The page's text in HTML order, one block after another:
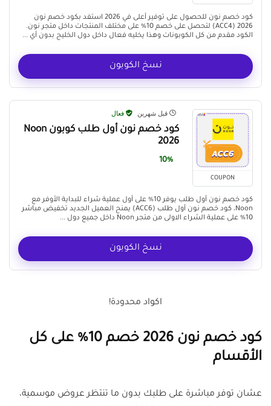
كود خصم نون للحصول على توفير أعلى في 2026 استفد بكود خصم نون
2026 (ACC4) لتحصل على خصم 10% على مختلف المنتجات داخل متجر نون.
الكود مقدم من كل الكوبونات وهذا يخليه فعال داخل دول الخليج بدون أي ...
نسخ الكوبون
COUPON
قبل شهرين فعال
كود خصم نون أول طلب كوبون Noon
2026
10%
كود خصم نون أول طلب يوفر 10% على أول عملية شراء للبداية الأوفر مع
Noon، كود خصم نون أول طلب (ACC6) يمنح العميل الجديد تخفيض مباشر
10% على عملية الشراء الاولى من متجر Noon داخل جميع دول ...
نسخ الكوبون
اكواد محدودة!
كود خصم نون 2026 خصم 10% على كل
الأقسام
عشان توفر مباشرة على طلبك بدون ما تنتظر عروض موسمية،